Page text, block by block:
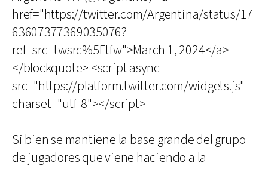
href="https://twitter.com/Argentina/status/17
63607377369035076?
ref_src=twsrc%5Etfw">March 1, 2024</a>
</blockquote> <script async
src="https://platform.twitter.com/widgets.js"
charset="utf-8"></script>
Si bien se mantiene la base grande del grupo
de jugadores que viene haciendo a la